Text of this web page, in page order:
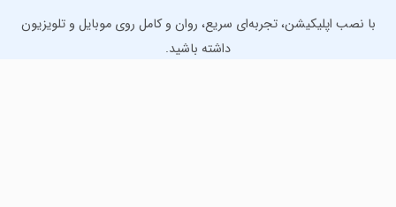
با نصب اپلیکیشن، تجربه‌ای سریع، روان و کامل روی موبایل و تلویزیون
داشته باشید.